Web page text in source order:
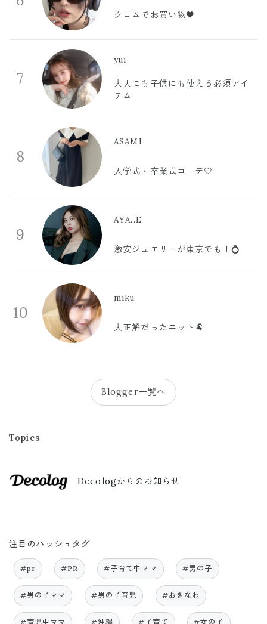
クロムでお買い物🖤
7
yui
大人にも子供にも使える必須アイ
テム
8
ASAMI
入学式・卒業式コーデ🤍
9
AYA..E
激安ジュエリーが東京でも！💍
10
miku
大正解だったニット🐏
Blogger一覧へ
Topics
Decologからのお知らせ
注目のハッシュタグ
#pr #PR #子育て中ママ #男の子
#男の子ママ #男の子育児 #おきなわ
#育児中ママ #沖縄 #子育て #女の子